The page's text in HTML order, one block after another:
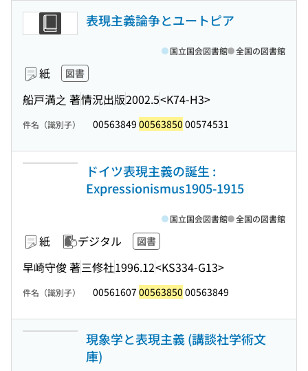
表現主義論争とユートピア
紙 図書
船戸満之 著情況出版2002.5<K74-H3>
国立国会図書館 全国の図書館
件名（識別子） 00563849 00563850 00574531
ドイツ表現主義の誕生 :
Expressionismus1905-1915
紙 デジタル 図書
早崎守俊 著三修社1996.12<KS334-G13>
国立国会図書館 全国の図書館
件名（識別子） 00561607 00563850 00563849
現象学と表現主義 (講談社学術文
庫)